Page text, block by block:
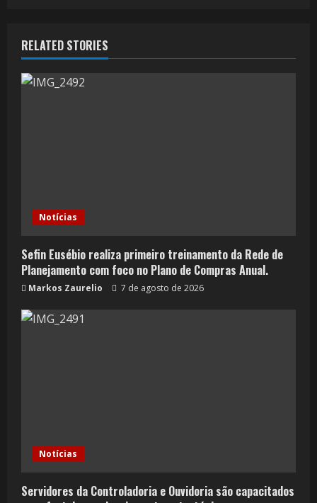
RELATED STORIES
Notícias
Sefin Eusébio realiza primeiro treinamento da Rede de
Planejamento com foco no Plano de Compras Anual.
Markos Zaurelio 7 de agosto de 2026
Notícias
Servidores da Controladoria e Ouvidoria são capacitados